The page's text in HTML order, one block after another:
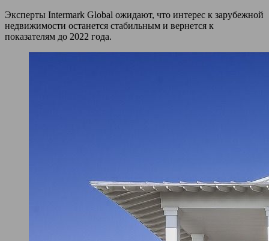
Эксперты Intermark Global ожидают, что интерес к зарубежной
недвижимости останется стабильным и вернется к
показателям до 2022 года.